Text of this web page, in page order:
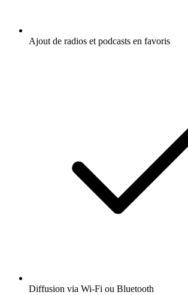
Ajout de radios et podcasts en favoris
Diffusion via Wi-Fi ou Bluetooth